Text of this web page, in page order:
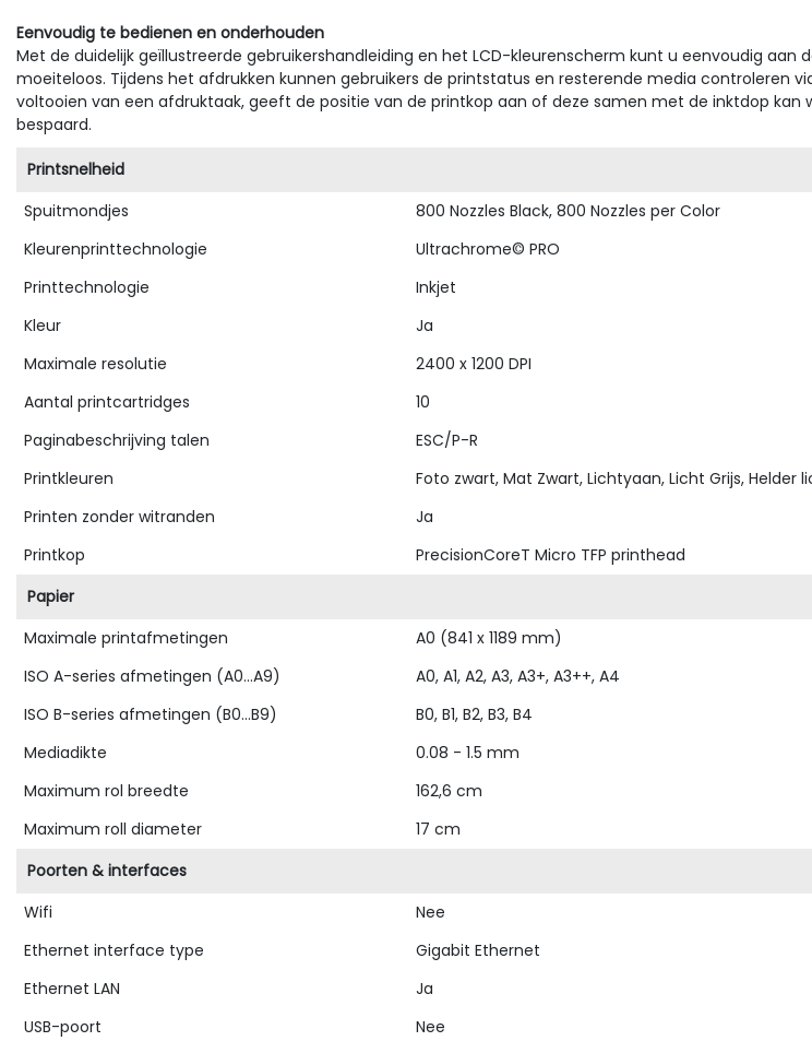
Eenvoudig te bedienen en onderhouden
Met de duidelijk geïllustreerde gebruikershandleiding en het LCD-kleurenscherm kunt u eenvoudig aan
moeiteloos. Tijdens het afdrukken kunnen gebruikers de printstatus en resterende media controleren
voltooien van een afdruktaak, geeft de positie van de printkop aan of deze samen met de inktdop kan
bespaard.
Printsnelheid
Spuitmondjes
800 Nozzles Black, 800 Nozzles per Color
Kleurenprinttechnologie
Ultrachrome© PRO
Printtechnologie
Inkjet
Kleur
Ja
Maximale resolutie
2400 x 1200 DPI
Aantal printcartridges
10
Paginabeschrijving talen
ESC/P-R
Printkleuren
Foto zwart, Mat Zwart, Lichtyaan, Licht Grijs,
Printen zonder witranden
Ja
Printkop
PrecisionCoreT Micro TFP printhead
Papier
Maximale printafmetingen
A0 (841 x 1189 mm)
ISO A-series afmetingen (A0...A9)
A0, A1, A2, A3, A3+, A3++, A4
ISO B-series afmetingen (B0...B9)
B0, B1, B2, B3, B4
Mediadikte
0.08 - 1.5 mm
Maximum rol breedte
162,6 cm
Maximum roll diameter
17 cm
Poorten & interfaces
Wifi
Nee
Ethernet interface type
Gigabit Ethernet
Ethernet LAN
Ja
USB-poort
Nee